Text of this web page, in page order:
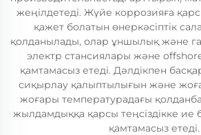
жеңілдетеді. Жүйе коррозияға
қажет болатын өнеркәсіптік
қолданылады, олар ұншылық және
электр стансиялары және
қамтамасыз етеді. Дәлдікпен
сиқырлау қалыптылығын және
жоғары температурадағы
жылдамдыққа қарсы теңсіздікке ие
қамтамасыз етеді.